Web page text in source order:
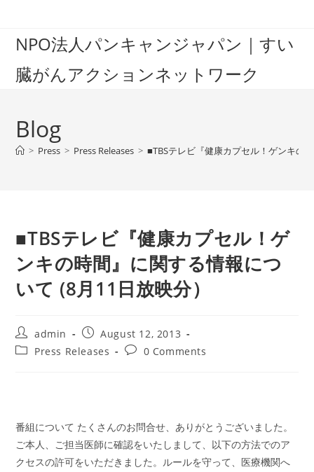
contentNPO法人パンキャンジャパン｜すい
臓がんアクションネットワーク
Blog
> Press > Press Releases > ■TBSテレビ『健康カプセル！ゲンキの
■TBSテレビ『健康カプセル！ゲ
ンキの時間』に関する情報につ
いて (8月11日放映分）
Post
author:
admin
Post
published:
August 12, 2013
PostPress Releases
Post0 Comments
番組について たくさんのお問合せ、ありがとうございました。
ご本人、ご担当医師に確認をいたしまして、以下の方法でのア
クセスの許可をいただきました。ルールを守って、医療機関へ